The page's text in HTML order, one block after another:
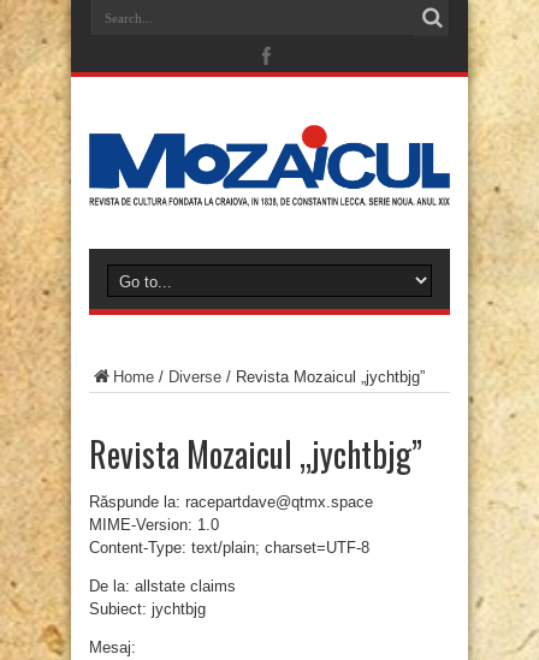
Home / Diverse / Revista Mozaicul „jychtbjg”
Revista Mozaicul „jychtbjg”
Răspunde la: racepartdave@qtmx.space
MIME-Version: 1.0
Content-Type: text/plain; charset=UTF-8
De la: allstate claims
Subiect: jychtbjg
Mesaj: